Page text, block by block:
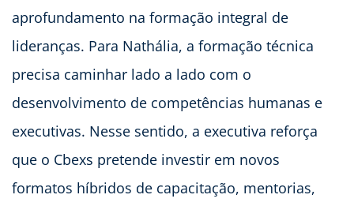
aprofundamento na formação integral de
lideranças. Para Nathália, a formação técnica
precisa caminhar lado a lado com o
desenvolvimento de competências humanas e
executivas. Nesse sentido, a executiva reforça
que o Cbexs pretende investir em novos
formatos híbridos de capacitação, mentorias,